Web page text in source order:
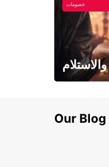
خصومات
Our